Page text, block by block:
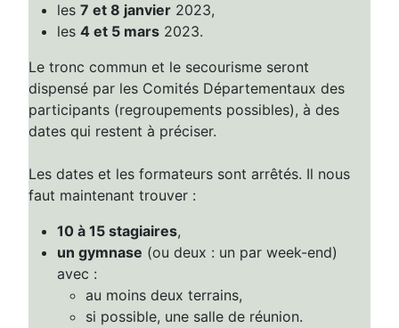
les 7 et 8 janvier 2023,
les 4 et 5 mars 2023.
Le tronc commun et le secourisme seront
dispensé par les Comités Départementaux des
participants (regroupements possibles), à des
dates qui restent à préciser.
Les dates et les formateurs sont arrêtés. Il nous
faut maintenant trouver :
10 à 15 stagiaires,
un gymnase (ou deux : un par week-end)
avec :
au moins deux terrains,
si possible, une salle de réunion.